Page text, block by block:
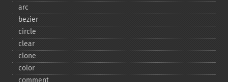
arc
bezier
circle
clear
clone
color
comment